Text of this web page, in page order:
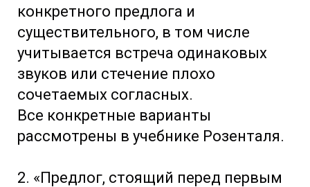
конкретного предлога и
существительного, в том числе
учитывается встреча одинаковых
звуков или стечение плохо
сочетаемых согласных.
Все конкретные варианты
рассмотрены в учебнике Розенталя.
2. «Предлог, стоящий перед первым